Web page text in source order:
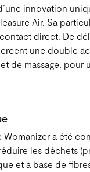
innovation
Air.​ Sa
direct. De
une double
de massage, pour
Womanizer a été
les déchets
et à base de